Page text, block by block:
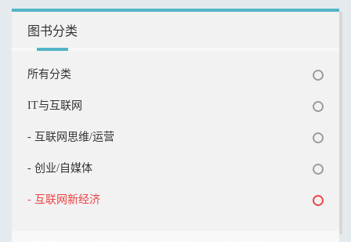
图书分类
所有分类
IT与互联网
- 互联网思维/运营
- 创业/自媒体
- 互联网新经济